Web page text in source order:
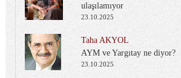
ulaşılamıyor
23.10.2025
Taha AKYOL
AYM ve Yargıtay ne diyor?
23.10.2025